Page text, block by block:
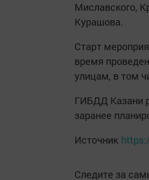
Миславского,
Курашова.
Старт
время
улицам, в том
ГИБДД Казани
заранее
Источник
Следите за